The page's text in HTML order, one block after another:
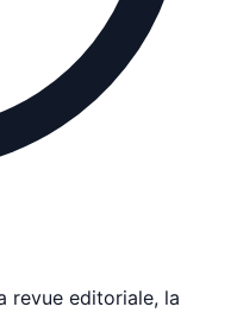
revue editoriale, la